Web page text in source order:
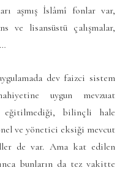
aşmış İslâmî fonlar var,
ve lisansüstü çalışmalar,
dev faizci sistem
uygun mevzuat
eğitilmediği, bilinçli hale
ve yönetici eksiği mevcut
de var. Ama kat edilen
bunların da tez vakitte